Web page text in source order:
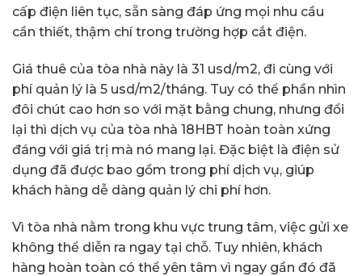
cấp điện liên tục, sẵn sàng đáp ứng mọi nhu cầu
cần thiết, thậm chí trong trường hợp cắt điện.
Giá thuê của tòa nhà này là 31 usd/m2, đi cùng với
phí quản lý là 5 usd/m2/tháng. Tuy có thể phần nhìn
đôi chút cao hơn so với mặt bằng chung, nhưng đổi
lại thì dịch vụ của tòa nhà 18HBT hoàn toàn xứng
đáng với giá trị mà nó mang lại. Đặc biệt là điện sử
dụng đã được bao gồm trong phí dịch vụ, giúp
khách hàng dễ dàng quản lý chi phí hơn.
Vì tòa nhà nằm trong khu vực trung tâm, việc gửi xe
không thể diễn ra ngay tại chỗ. Tuy nhiên, khách
hàng hoàn toàn có thể yên tâm vì ngay gần đó đã